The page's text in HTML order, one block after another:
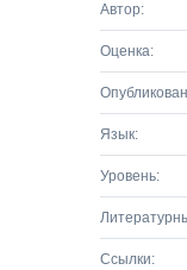
Автор:
Оценка:
Язык:
Уровень:
Ссылки: